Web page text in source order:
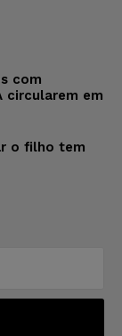
com
circularem em
o filho tem